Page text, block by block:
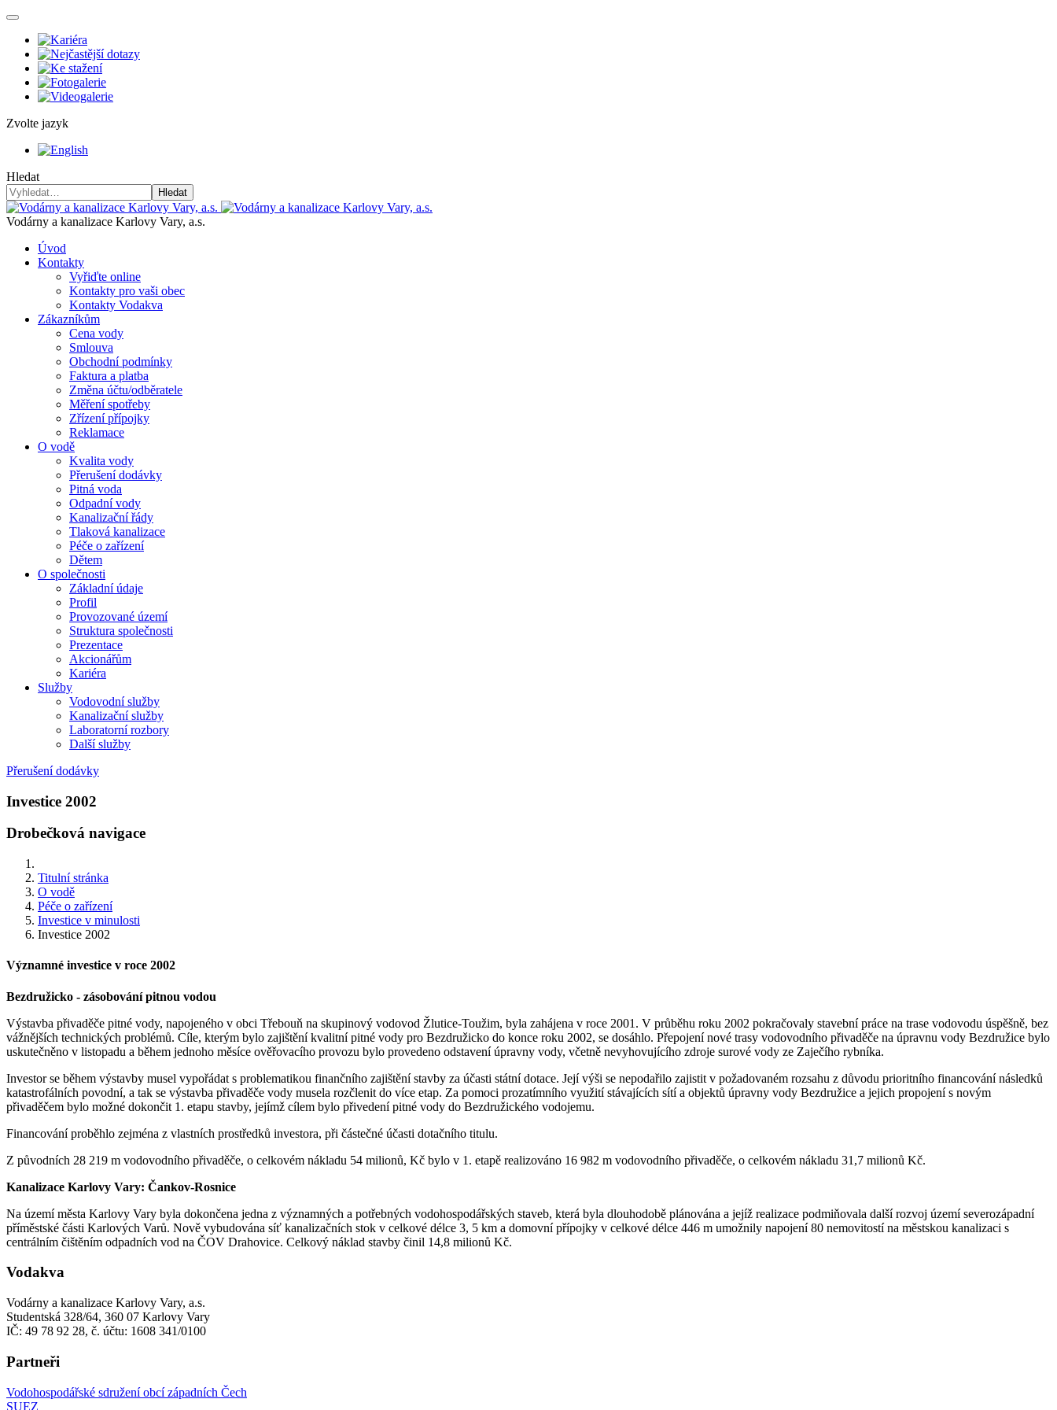
Zvolte jazyk
Hledat
Hledat
Vodárny a kanalizace Karlovy Vary, a.s.
Úvod
Kontakty
Vyřiďte online
Kontakty pro vaši obec
Kontakty Vodakva
Zákazníkům
Cena vody
Smlouva
Obchodní podmínky
Faktura a platba
Změna účtu/odběratele
Měření spotřeby
Zřízení přípojky
Reklamace
O vodě
Kvalita vody
Přerušení dodávky
Pitná voda
Odpadní vody
Kanalizační řády
Tlaková kanalizace
Péče o zařízení
Dětem
O společnosti
Základní údaje
Profil
Provozované území
Struktura společnosti
Prezentace
Akcionářům
Kariéra
Služby
Vodovodní služby
Kanalizační služby
Laboratorní rozbory
Další služby
Přerušení dodávky
Investice 2002
Drobečková navigace
Titulní stránka
O vodě
Péče o zařízení
Investice v minulosti
Investice 2002
Významné investice v roce 2002
Bezdružicko - zásobování pitnou vodou
Výstavba přivaděče pitné vody, napojeného v obci Třebouň na skupinový vodovod Žlutice-Toužim, byla zahájena v roce 2001. V průběhu roku 2002 pokračovaly stavební práce na trase vodovodu úspěšně, bez
vážnějších technických problémů. Cíle, kterým bylo zajištění kvalitní pitné vody pro Bezdružicko do konce roku 2002, se dosáhlo. Přepojení nové trasy vodovodního přivaděče na úpravnu vody Bezdružice bylo
uskutečněno v listopadu a během jednoho měsíce ověřovacího provozu bylo provedeno odstavení úpravny vody, včetně nevyhovujícího zdroje surové vody ze Zaječího rybníka.
Investor se během výstavby musel vypořádat s problematikou finančního zajištění stavby za účasti státní dotace. Její výši se nepodařilo zajistit v požadovaném rozsahu z důvodu prioritního financování následků
katastrofálních povodní, a tak se výstavba přivaděče vody musela rozčlenit do více etap. Za pomoci prozatímního využití stávajících sítí a objektů úpravny vody Bezdružice a jejich propojení s novým
přivaděčem bylo možné dokončit 1. etapu stavby, jejímž cílem bylo přivedení pitné vody do Bezdružického vodojemu.
Financování proběhlo zejména z vlastních prostředků investora, při částečné účasti dotačního titulu.
Z původních 28 219 m vodovodního přivaděče, o celkovém nákladu 54 milionů, Kč bylo v 1. etapě realizováno 16 982 m vodovodního přivaděče, o celkovém nákladu 31,7 milionů Kč.
Kanalizace Karlovy Vary: Čankov-Rosnice
Na území města Karlovy Vary byla dokončena jedna z významných a potřebných vodohospodářských staveb, která byla dlouhodobě plánována a jejíž realizace podmiňovala další rozvoj území severozápadní
příměstské části Karlových Varů. Nově vybudována síť kanalizačních stok v celkové délce 3, 5 km a domovní přípojky v celkové délce 446 m umožnily napojení 80 nemovitostí na městskou kanalizaci s
centrálním čištěním odpadních vod na ČOV Drahovice. Celkový náklad stavby činil 14,8 milionů Kč.
Vodakva
Vodárny a kanalizace Karlovy Vary, a.s.
Studentská 328/64, 360 07 Karlovy Vary
IČ: 49 78 92 28, č. účtu: 1608 341/0100
Partneři
Vodohospodářské sdružení obcí západních Čech
SUEZ